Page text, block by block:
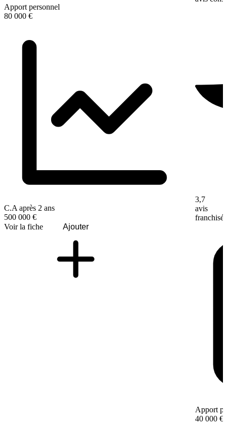
Apport personnel
80 000 €
C.A après 2 ans
500 000 €
Voir la fiche
Ajouter
3,7
avis
franchisé
Apport
40 000 €